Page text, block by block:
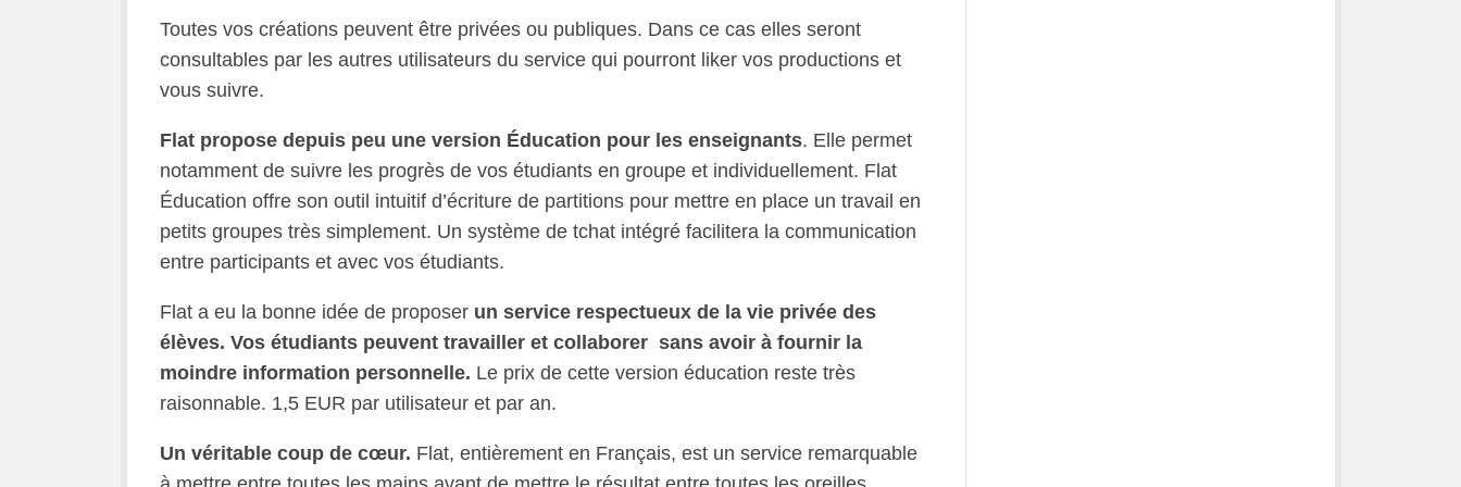
Toutes vos créations peuvent être privées ou publiques. Dans ce cas elles seront
consultables par les autres utilisateurs du service qui pourront liker vos productions et
vous suivre.
Flat propose depuis peu une version Éducation pour les enseignants. Elle permet
notamment de suivre les progrès de vos étudiants en groupe et individuellement. Flat
Éducation offre son outil intuitif d’écriture de partitions pour mettre en place un travail en
petits groupes très simplement. Un système de tchat intégré facilitera la communication
entre participants et avec vos étudiants.
Flat a eu la bonne idée de proposer un service respectueux de la vie privée des
élèves. Vos étudiants peuvent travailler et collaborer sans avoir à fournir la
moindre information personnelle. Le prix de cette version éducation reste très
raisonnable. 1,5 EUR par utilisateur et par an.
Un véritable coup de cœur. Flat, entièrement en Français, est un service remarquable